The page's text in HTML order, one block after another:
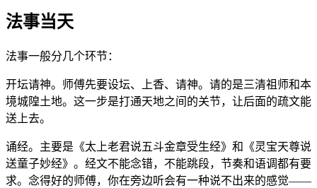
法事当天
法事一般分几个环节：
开坛请神。师傅先要设坛、上香、请神。请的是三清祖师和本
境城隍土地。这一步是打通天地之间的关节，让后面的疏文能
送上去。
诵经。主要是《太上老君说五斗金章受生经》和《灵宝天尊说
送童子妙经》。经文不能念错，不能跳段，节奏和语调都有要
求。念得好的师傅，你在旁边听会有一种说不出来的感觉——